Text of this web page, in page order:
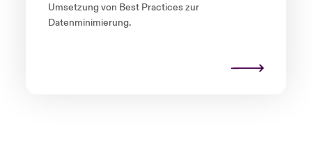
Umsetzung von Best Practices zur
Datenminimierung.